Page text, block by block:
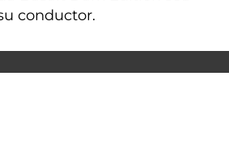
conductor.